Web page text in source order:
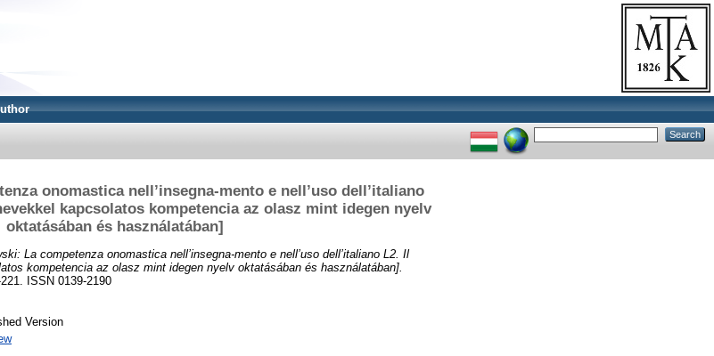
onomastica nell’insegna-mento e nell’uso dell’italiano
kapcsolatos kompetencia az olasz mint idegen nyelv
oktatásában és használatában]
La competenza onomastica nell’insegna-mento e nell’uso dell’italiano L2. Il
kompetencia az olasz mint idegen nyelv oktatásában és használatában].
ISSN 0139-2190
Version